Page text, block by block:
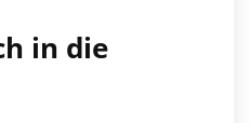
in die